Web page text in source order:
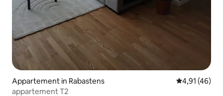
Appartement in Rabastens Gemiddelde
4,91 (46)
appartement T2